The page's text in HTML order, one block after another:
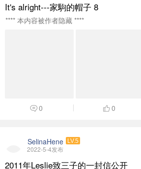
It's alright---家駒的帽子 8
**** 本内容被作者隐藏 ****
0 0
SelinaHene LV.5
2022-5-4发布
2011年Leslie致三子的一封信公开